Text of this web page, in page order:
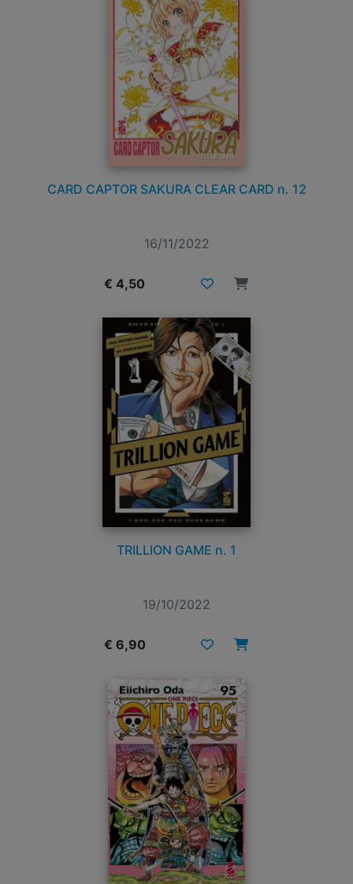
CARD CAPTOR SAKURA CLEAR CARD n. 12
16/11/2022
€ 4,50
TRILLION GAME n. 1
19/10/2022
€ 6,90